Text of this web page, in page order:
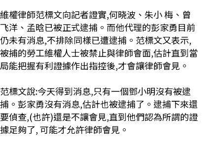
維權律師范標文向記者證實,何晓波、朱小 梅、曾
飞洋、孟晗已被正式逮捕。而他代理的彭家勇目前
仍未有消息,不排除同樣已遭逮捕。范標文又表示,
被捕的勞工維權人士被禁止與律師會面,估計直到當
局能把握有利證據作出指控後,才會讓律師會見。
范標文說:今天得到消息,只有一個鄧小明沒有被逮
捕。彭家勇沒有消息,估計也被逮捕了。逮捕下來還
要偵查,(也許)還是不讓會見,直到他們認為所謂的證
據足夠了, 可能才允許律師會見。